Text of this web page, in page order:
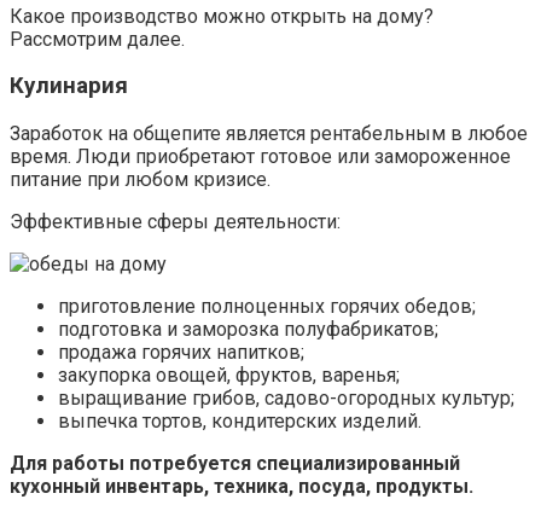
Какое производство можно открыть на дому?
Рассмотрим далее.
Кулинария
Заработок на общепите является рентабельным в любое
время. Люди приобретают готовое или замороженное
питание при любом кризисе.
Эффективные сферы деятельности:
приготовление полноценных горячих обедов;
подготовка и заморозка полуфабрикатов;
продажа горячих напитков;
закупорка овощей, фруктов, варенья;
выращивание грибов, садово-огородных культур;
выпечка тортов, кондитерских изделий.
Для работы потребуется специализированный
кухонный инвентарь, техника, посуда, продукты.